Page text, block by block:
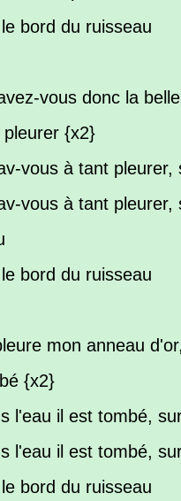
bord du ruisseau
vous donc la
pleurer {x2}
vous à tant pleurer,
vous à tant pleurer,
bord du ruisseau
mon anneau
{x2}
l'eau il est tombé,
l'eau il est tombé,
bord du ruisseau